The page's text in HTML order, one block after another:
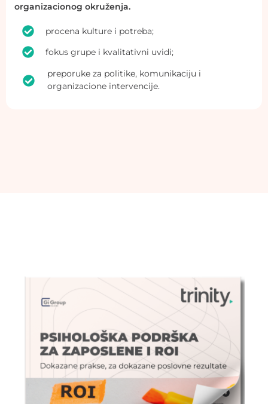
organizacionog okruženja.
procena kulture i potreba;
fokus grupe i kvalitativni uvidi;
preporuke za politike, komunikaciju i
organizacione intervencije.